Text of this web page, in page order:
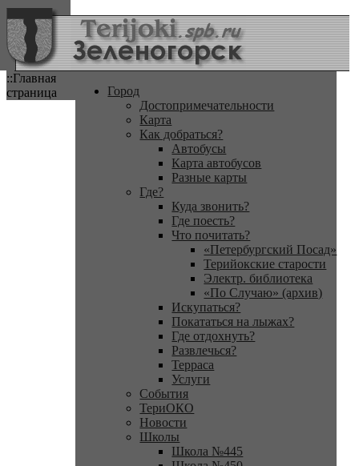
::Главная
страница
Город
Достопримечательности
Карта
Как добраться?
Автобусы
Карта автобусов
Разные карты
Где?
Куда звонить?
Где поесть?
Что почитать?
«Петербургский Посад»
Терийокские старости
Электр. библиотека
«По Случаю» (архив)
Искупаться?
Покататься на лыжах?
Где отдохнуть?
Развлечься?
Терраса
Услуги
События
ТериОКО
Новости
Школы
Школа №445